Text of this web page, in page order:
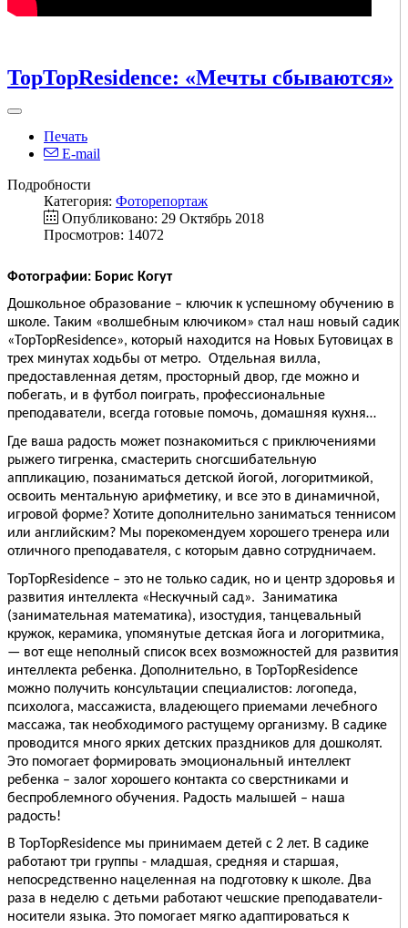
TopTopResidence: «Мечты сбываются»
Печать
E-mail
Подробности
Категория: Фоторепортаж
Опубликовано: 29 Октябрь 2018
Просмотров: 14072
Фотографии: Борис Когут
Дошкольное образование – ключик к успешному обучению в
школе. Таким «волшебным ключиком» стал наш новый садик
«TopTopResidence», который находится на Новых Бутовицах в
трех минутах ходьбы от метро. Отдельная вилла,
предоставленная детям, просторный двор, где можно и
побегать, и в футбол поиграть, профессиональные
преподаватели, всегда готовые помочь, домашняя кухня…
Где ваша радость может познакомиться с приключениями
рыжего тигренка, смастерить сногсшибательную
аппликацию, позаниматься детской йогой, логоритмикой,
освоить ментальную арифметику, и все это в динамичной,
игровой форме? Хотите дополнительно заниматься теннисом
или английским? Мы порекомендуем хорошего тренера или
отличного преподавателя, с которым давно сотрудничаем.
TopTopResidence – это не только садик, но и центр здоровья и
развития интеллекта «Нескучный сад». Заниматика
(занимательная математика), изостудия, танцевальный
кружок, керамика, упомянутые детская йога и логоритмика,
— вот еще неполный список всех возможностей для развития
интеллекта ребенка. Дополнительно, в TopTopResidence
можно получить консультации специалистов: логопеда,
психолога, массажиста, владеющего приемами лечебного
массажа, так необходимого растущему организму. В садике
проводится много ярких детских праздников для дошколят.
Это помогает формировать эмоциональный интеллект
ребенка – залог хорошего контакта со сверстниками и
беспроблемного обучения. Радость малышей – наша
радость!
В TopTopResidence мы принимаем детей с 2 лет. В садике
работают три группы - младшая, средняя и старшая,
непосредственно нацеленная на подготовку к школе. Два
раза в неделю с детьми работают чешские преподаватели-
носители языка. Это помогает мягко адаптироваться к